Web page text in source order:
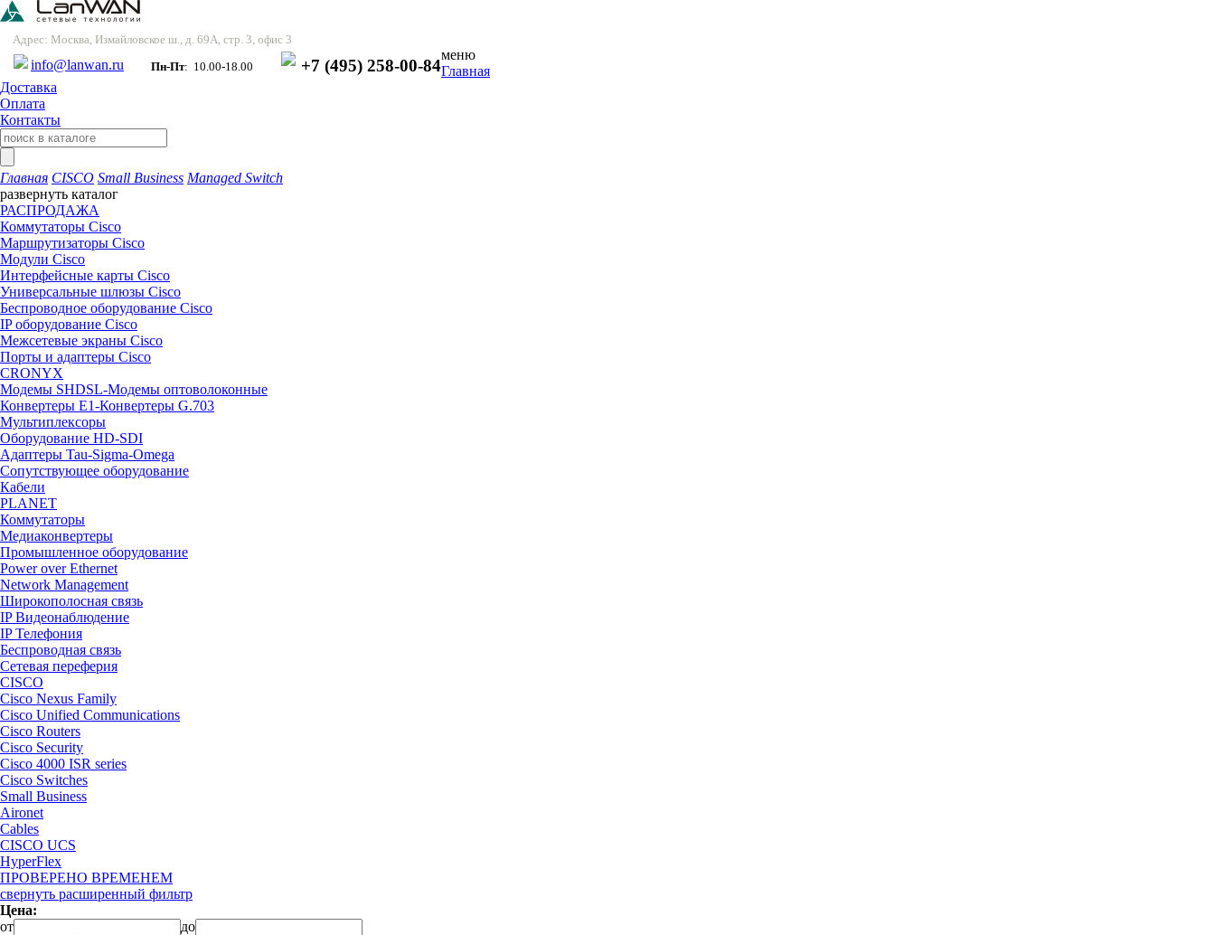
Адрес: Москва, Измайловское ш., д. 69А, стр. 3, офис 3
info@lanwan.ru Пн-Пт: 10.00-18.00 +7 (495) 258-00-84
меню
Главная
Доставка
Оплата
Контакты
Главная CISCO Small Business Managed Switch
развернуть каталог
РАСПРОДАЖА
Коммутаторы Cisco
Маршрутизаторы Cisco
Модули Cisco
Интерфейсные карты Cisco
Универсальные шлюзы Cisco
Беспроводное оборудование Cisco
IP оборудование Cisco
Межсетевые экраны Cisco
Порты и адаптеры Cisco
CRONYX
Модемы SHDSL-Модемы оптоволоконные
Конвертеры Е1-Конвертеры G.703
Мультиплексоры
Оборудование HD-SDI
Адаптеры Tau-Sigma-Omega
Сопутствующее оборудование
Кабели
PLANET
Коммутаторы
Медиаконвертеры
Промышленное оборудование
Power over Ethernet
Network Management
Широкополосная связь
IP Видеонаблюдение
IP Телефония
Беспроводная связь
Сетевая переферия
CISCO
Cisco Nexus Family
Cisco Unified Communications
Cisco Routers
Cisco Security
Cisco 4000 ISR series
Cisco Switches
Small Business
Aironet
Cables
CISCO UCS
HyperFlex
ПРОВЕРЕНО ВРЕМЕНЕМ
свернуть расширенный фильтр
Цена:
от
до